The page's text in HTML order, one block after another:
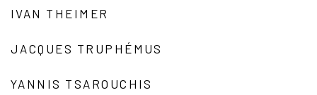
IVAN THEIMER
JACQUES TRUPHÉMUS
YANNIS TSAROUCHIS